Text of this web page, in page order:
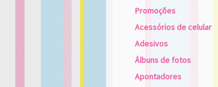
Promoções
Acessórios de celular
Adesivos
Álbuns de fotos
Apontadores